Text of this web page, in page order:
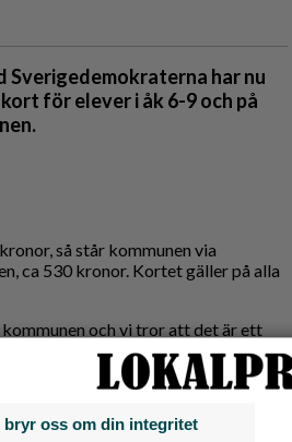
Sverigedemokraterna har nu
för elever i åk 6-9 och på
så står kommunen via
ca 530 kronor. Kortet gäller på alla
och vi tror att det är ett
rörelse och gör det möjligt för unga
under sommaren.
bryr oss om din integritet